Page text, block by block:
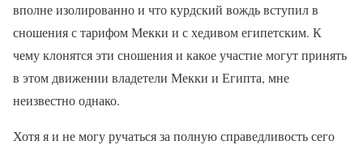
вполне изолированно и что курдский вождь вступил в
сношения с тарифом Мекки и с хедивом египетским. К
чему клонятся эти сношения и какое участие могут принять
в этом движении владетели Мекки и Египта, мне
неизвестно однако.
Хотя я и не могу ручаться за полную справедливость сего